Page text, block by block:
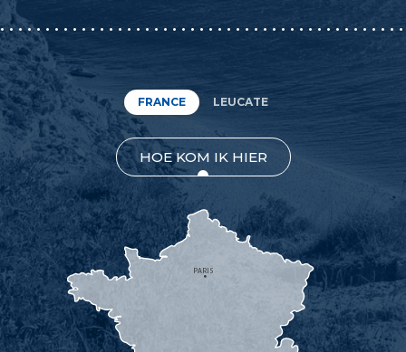
FRANCE LEUCATE
HOE KOM IK HIER
PARIS